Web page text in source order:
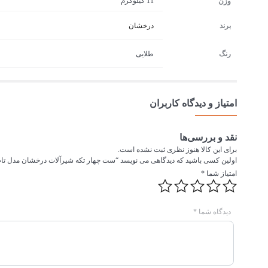
برند درخشان
رنگ طلایی
امتیاز و دیدگاه کاربران
نقد و بررسی‌ها
برای این کالا هنوز نظری ثبت نشده است.
اولین کسی باشید که دیدگاهی می نویسد “ست چهار تکه شیرآلات درخشان مدل
امتیاز شما *
دیدگاه شما *